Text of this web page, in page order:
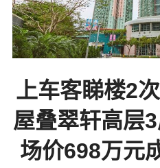
上车客睇楼2
屋叠翠轩高层
场价698万元